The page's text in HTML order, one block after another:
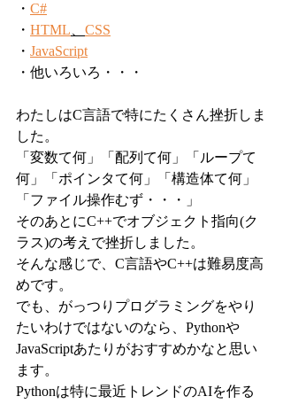
・ C#
・ HTML
CSS
・ JavaScript
・他いろいろ・・・
わたしはC言語で特にたくさん挫折しま
した。
「変数て何」「配列て何」「ループて
何」「ポインタて何」「構造体て何」
「ファイル操作むず・・・」
そのあとにC++でオブジェクト指向(ク
ラス)の考えで挫折しました。
そんな感じで、C言語やC++は難易度高
めです。
でも、がっつりプログラミングをやり
たいわけではないのなら、Pythonや
JavaScriptあたりがおすすめかなと思い
ます。
Pythonは特に最近トレンドのAIを作る